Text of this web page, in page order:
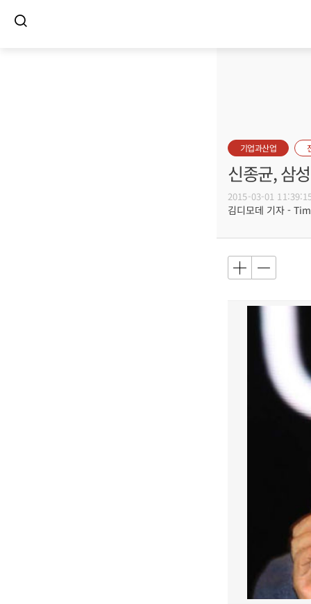
기업과산업
신종균, 삼
2015-03-01
김디모데 기자 -